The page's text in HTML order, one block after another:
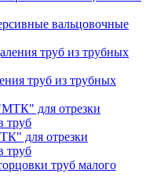
вальцовочные
труб из трубных
для отрезки
труб